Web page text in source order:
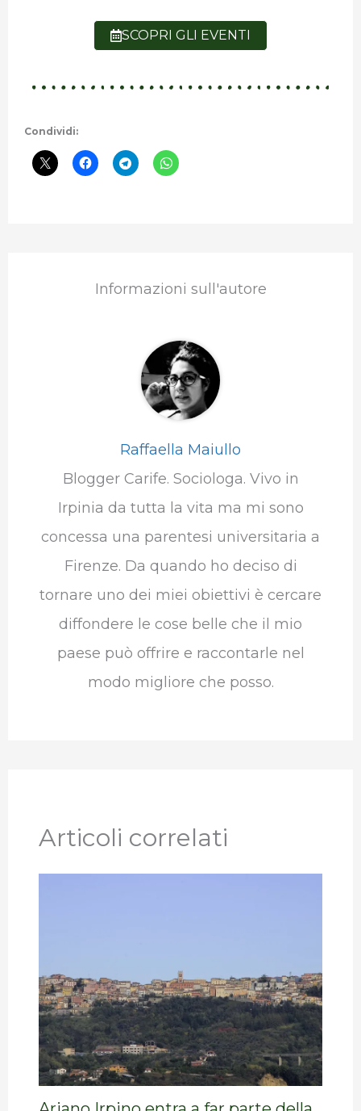
SCOPRI GLI EVENTI
Condividi:
Informazioni sull'autore
Raffaella Maiullo
Blogger Carife. Sociologa. Vivo in
Irpinia da tutta la vita ma mi sono
concessa una parentesi universitaria a
Firenze. Da quando ho deciso di
tornare uno dei miei obiettivi è cercare
diffondere le cose belle che il mio
paese può offrire e raccontarle nel
modo migliore che posso.
Articoli correlati